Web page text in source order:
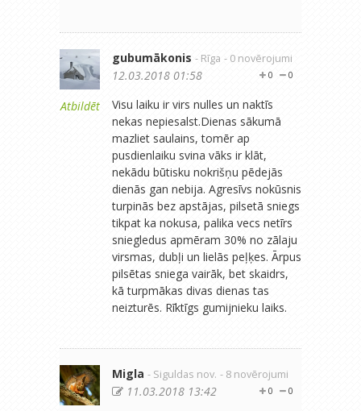
Atbildēt
gubumākonis - Rīga - 0 novērojumi
0
0
12.03.2018 01:58
Visu laiku ir virs nulles un naktīs
nekas nepiesalst.Dienas sākumā
mazliet saulains, tomēr ap
pusdienlaiku svina vāks ir klāt,
nekādu būtisku nokrišņu pēdejās
dienās gan nebija. Agresīvs nokūsnis
turpinās bez apstājas, pilsetā sniegs
tikpat ka nokusa, palika vecs netīrs
sniegledus apmēram 30% no zālaju
virsmas, dubļi un lielās peļķes. Ārpus
pilsētas sniega vairāk, bet skaidrs,
kā turpmākas divas dienas tas
neizturēs. Rīktīgs gumijnieku laiks.
Migla - Siguldas nov. - 8 novērojumi
0
0
11.03.2018 13:42